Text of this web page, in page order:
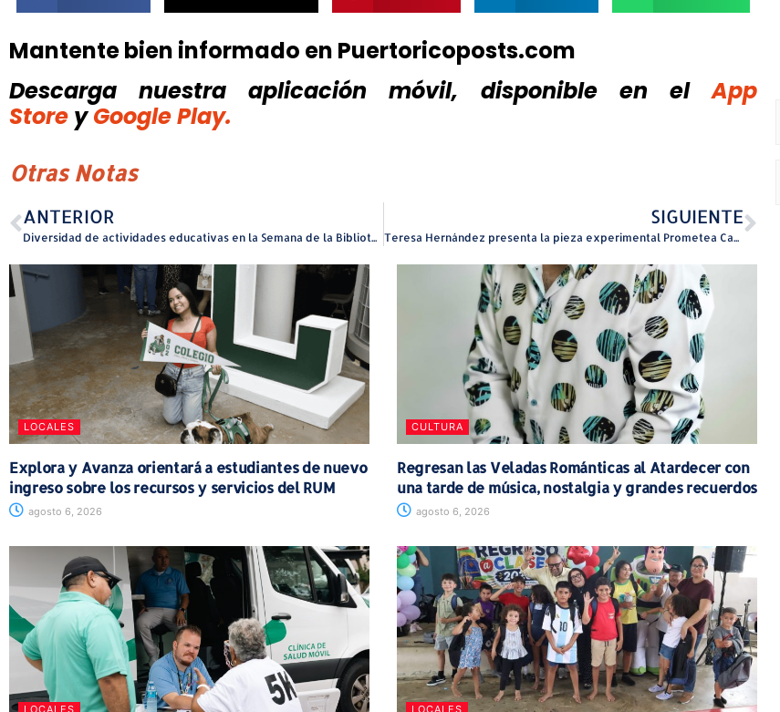
Mantente bien informado en Puertoricoposts.com
Descarga nuestra aplicación móvil, disponible
en el
App
Store y Google Play.
Otras Notas
ANTERIOR
Diversidad de actividades educativas en la Semana de la Biblioteca 2025 en el Recinto de Río Piedras de la UPR
SIGUIENTE
Teresa Hernández presenta la pieza experimental Prometea Cansada en el marco del Programa de Residencias Artísticas 2024-2025 y del Festival de Teatro Puertorriqueño del Instituto de Cultura Puertorriqueña
LOCALES
Explora y Avanza orientará a estudiantes de nuevo
ingreso sobre los recursos y servicios del RUM
agosto 6, 2026
CULTURA
Regresan las Veladas Románticas al Atardecer con
una tarde de música, nostalgia y grandes recuerdos
agosto 6, 2026
LOCALES LOCALES